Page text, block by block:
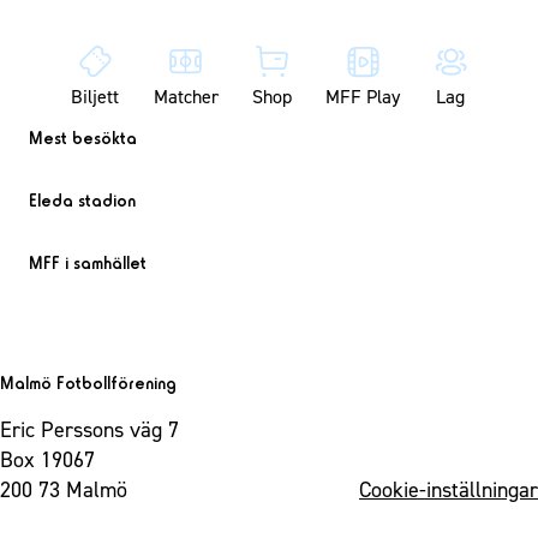
Biljett Matcher Shop MFF Play Lag
Mest besökta
Eleda stadion
MFF i samhället
Malmö Fotbollförening
Eric Perssons väg 7
Box 19067
200 73 Malmö
Cookie-inställningar